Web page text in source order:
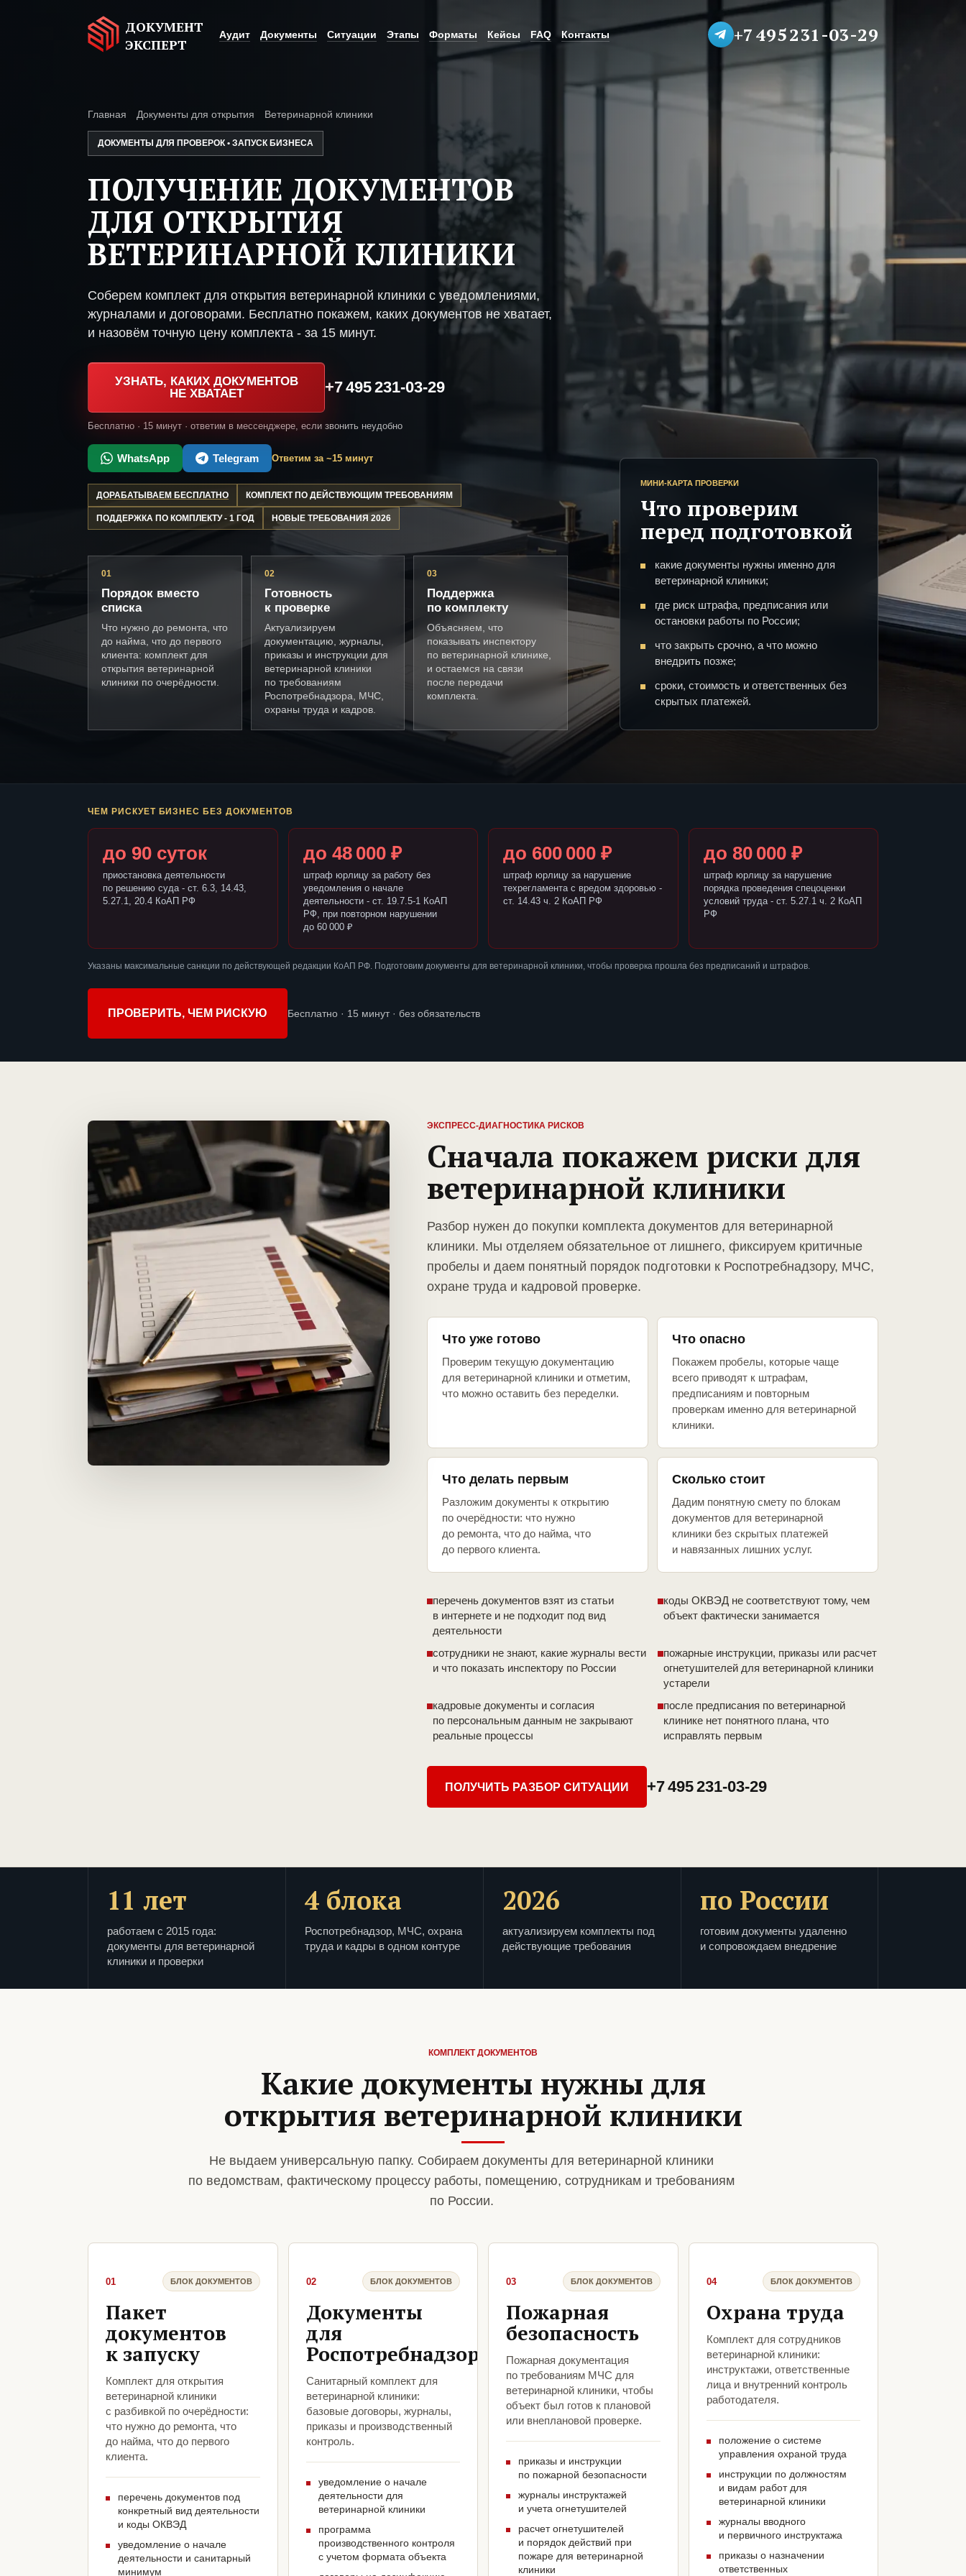
ДОКУМЕНТ
ЭКСПЕРТ
Аудит Документы Ситуации Этапы Форматы Кейсы FAQ Контакты +7 495 231-03-29
Главная Документы для открытия Ветеринарной клиники
ДОКУМЕНТЫ ДЛЯ ПРОВЕРОК • ЗАПУСК БИЗНЕСА
ПОЛУЧЕНИЕ ДОКУМЕНТОВ
ДЛЯ ОТКРЫТИЯ
ВЕТЕРИНАРНОЙ КЛИНИКИ
Соберем комплект для открытия ветеринарной клиники с уведомлениями,
журналами и договорами. Бесплатно покажем, каких документов не хватает,
и назовём точную цену комплекта - за 15 минут.
УЗНАТЬ, КАКИХ ДОКУМЕНТОВ
НЕ ХВАТАЕТ
+7 495 231-03-29
Бесплатно · 15 минут · ответим в мессенджере, если звонить неудобно
WhatsApp Telegram Ответим за ~15 минут
ДОРАБАТЫВАЕМ БЕСПЛАТНО КОМПЛЕКТ ПО ДЕЙСТВУЮЩИМ ТРЕБОВАНИЯМ
ПОДДЕРЖКА ПО КОМПЛЕКТУ - 1 ГОД НОВЫЕ ТРЕБОВАНИЯ 2026
01
Порядок вместо
списка
Что нужно до ремонта, что
до найма, что до первого
клиента: комплект для
открытия ветеринарной
клиники по очерёдности.
02
Готовность
к проверке
Актуализируем
документацию, журналы,
приказы и инструкции для
ветеринарной клиники
по требованиям
Роспотребнадзора, МЧС,
охраны труда и кадров.
03
Поддержка
по комплекту
Объясняем, что
показывать инспектору
по ветеринарной клинике,
и остаемся на связи
после передачи
комплекта.
МИНИ-КАРТА ПРОВЕРКИ
Что проверим
перед подготовкой
какие документы нужны именно для
ветеринарной клиники;
где риск штрафа, предписания или
остановки работы по России;
что закрыть срочно, а что можно
внедрить позже;
сроки, стоимость и ответственных без
скрытых платежей.
ЧЕМ РИСКУЕТ БИЗНЕС БЕЗ ДОКУМЕНТОВ
до 90 суток
приостановка деятельности
по решению суда - ст. 6.3, 14.43,
5.27.1, 20.4 КоАП РФ
до 48 000 ₽
штраф юрлицу за работу без
уведомления о начале
деятельности - ст. 19.7.5-1 КоАП
РФ, при повторном нарушении
до 60 000 ₽
до 600 000 ₽
штраф юрлицу за нарушение
техрегламента с вредом здоровью -
ст. 14.43 ч. 2 КоАП РФ
до 80 000 ₽
штраф юрлицу за нарушение
порядка проведения спецоценки
условий труда - ст. 5.27.1 ч. 2 КоАП
РФ
Указаны максимальные санкции по действующей редакции КоАП РФ. Подготовим документы для ветеринарной клиники, чтобы проверка прошла без предписаний и штрафов.
ПРОВЕРИТЬ, ЧЕМ РИСКУЮ Бесплатно · 15 минут · без обязательств
ЭКСПРЕСС-ДИАГНОСТИКА РИСКОВ
Сначала покажем риски для
ветеринарной клиники
Разбор нужен до покупки комплекта документов для ветеринарной
клиники. Мы отделяем обязательное от лишнего, фиксируем критичные
пробелы и даем понятный порядок подготовки к Роспотребнадзору, МЧС,
охране труда и кадровой проверке.
Что уже готово
Проверим текущую документацию
для ветеринарной клиники и отметим,
что можно оставить без переделки.
Что опасно
Покажем пробелы, которые чаще
всего приводят к штрафам,
предписаниям и повторным
проверкам именно для ветеринарной
клиники.
Что делать первым
Разложим документы к открытию
по очерёдности: что нужно
до ремонта, что до найма, что
до первого клиента.
Сколько стоит
Дадим понятную смету по блокам
документов для ветеринарной
клиники без скрытых платежей
и навязанных лишних услуг.
перечень документов взят из статьи
в интернете и не подходит под вид
деятельности
коды ОКВЭД не соответствуют тому, чем
объект фактически занимается
сотрудники не знают, какие журналы вести
и что показать инспектору по России
пожарные инструкции, приказы или расчет
огнетушителей для ветеринарной клиники
устарели
кадровые документы и согласия
по персональным данным не закрывают
реальные процессы
после предписания по ветеринарной
клинике нет понятного плана, что
исправлять первым
ПОЛУЧИТЬ РАЗБОР СИТУАЦИИ +7 495 231-03-29
11 лет
работаем с 2015 года:
документы для ветеринарной
клиники и проверки
4 блока
Роспотребнадзор, МЧС, охрана
труда и кадры в одном контуре
2026
актуализируем комплекты под
действующие требования
по России
готовим документы удаленно
и сопровождаем внедрение
КОМПЛЕКТ ДОКУМЕНТОВ
Какие документы нужны для
открытия ветеринарной клиники
Не выдаем универсальную папку. Собираем документы для ветеринарной клиники
по ведомствам, фактическому процессу работы, помещению, сотрудникам и требованиям
по России.
01 БЛОК ДОКУМЕНТОВ
Пакет
документов
к запуску
Комплект для открытия
ветеринарной клиники
с разбивкой по очерёдности:
что нужно до ремонта, что
до найма, что до первого
клиента.
перечень документов под
конкретный вид деятельности
и коды ОКВЭД
уведомление о начале
деятельности и санитарный
минимум
02 БЛОК ДОКУМЕНТОВ
Документы
для
Роспотребнадзора
Санитарный комплект для
ветеринарной клиники:
базовые договоры, журналы,
приказы и производственный
контроль.
уведомление о начале
деятельности для
ветеринарной клиники
программа
производственного контроля
с учетом формата объекта
03 БЛОК ДОКУМЕНТОВ
Пожарная
безопасность
Пожарная документация
по требованиям МЧС для
ветеринарной клиники, чтобы
объект был готов к плановой
или внеплановой проверке.
приказы и инструкции
по пожарной безопасности
журналы инструктажей
и учета огнетушителей
расчет огнетушителей
и порядок действий при
пожаре для ветеринарной
клиники
04 БЛОК ДОКУМЕНТОВ
Охрана труда
Комплект для сотрудников
ветеринарной клиники:
инструктажи, ответственные
лица и внутренний контроль
работодателя.
положение о системе
управления охраной труда
инструкции по должностям
и видам работ для
ветеринарной клиники
журналы вводного
и первичного инструктажа
приказы о назначении
ответственных